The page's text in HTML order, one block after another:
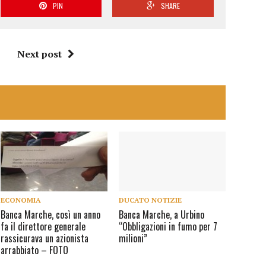
PIN SHARE
Next post
ECONOMIA
Banca Marche, così un anno
fa il direttore generale
rassicurava un azionista
arrabbiato – FOTO
DUCATO NOTIZIE
Banca Marche, a Urbino
“Obbligazioni in fumo per 7
milioni”